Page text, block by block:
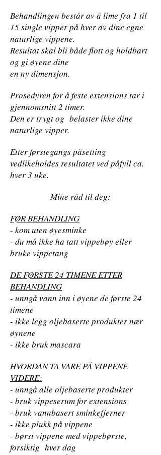
Behandlingen består av å lime fra 1 til
15 single vipper på hver av dine egne
naturlige vippene.
Resultat skal bli både flott og holdbart
og gi øyene dine
en ny dimensjon.
Prosedyren for å feste extensions tar i
gjennomsnitt 2 timer.
Den er trygt og belaster ikke dine
naturlige vipper.
Etter førstegangs påsetting
vedlikeholdes resultatet ved påfyll ca.
hver 3 uke.
Mine råd til deg:
FØR BEHANDLING
- kom uten øyesminke
- du må ikke ha tatt vippebøy eller
bruke vippetang
DE FØRSTE 24 TIMENE ETTER
BEHANDLING
- unngå vann inn i øyene de første 24
timene
- ikke legg oljebaserte produkter nær
øynene
- ikke bruk mascara
HVORDAN TA VARE PÅ VIPPENE
VIDERE:
- unngå alle oljebaserte produkter
- bruk vippeserum for extensions
- bruk vannbasert sminkefjerner
- ikke plukk på vippene
- børst vippene med vippebørste,
forsiktig hver dag